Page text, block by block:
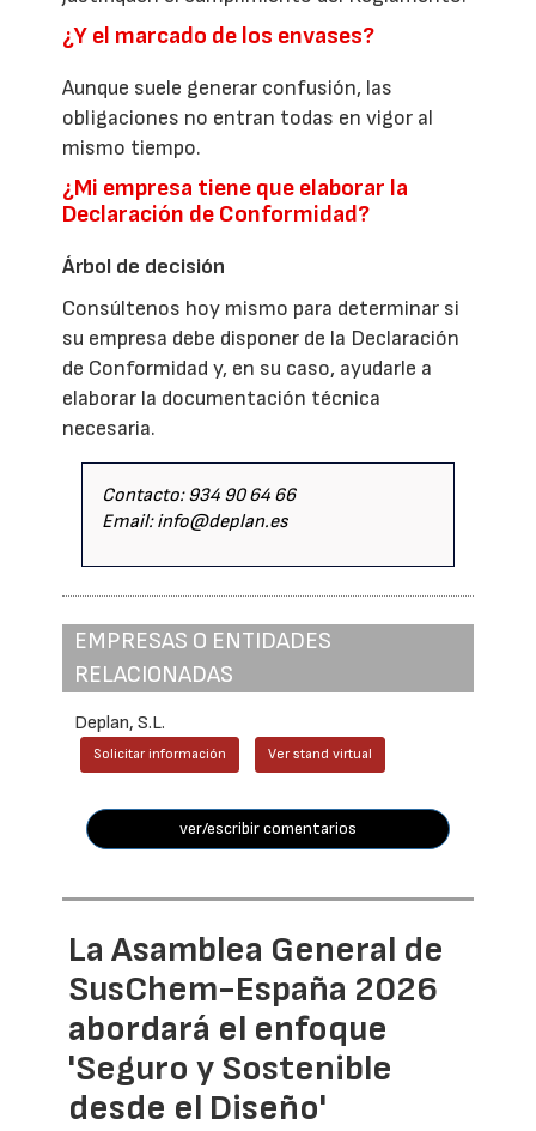
¿Y el marcado de los envases?
Aunque suele generar confusión, las
obligaciones no entran todas en vigor al
mismo tiempo.
¿Mi empresa tiene que elaborar la
Declaración de Conformidad?
Árbol de decisión
Consúltenos hoy mismo para determinar si
su empresa debe disponer de la Declaración
de Conformidad y, en su caso, ayudarle a
elaborar la documentación técnica
necesaria.
Contacto: 934 90 64 66
Email: info@deplan.es
EMPRESAS O ENTIDADES
RELACIONADAS
Deplan, S.L.
Solicitar información Ver stand virtual
ver/escribir comentarios
La Asamblea General de
SusChem-España 2026
abordará el enfoque
'Seguro y Sostenible
desde el Diseño'